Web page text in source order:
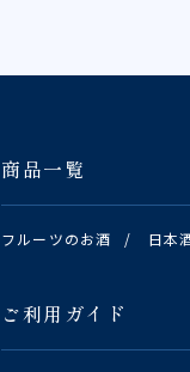
商品一覧
フルーツのお酒 / 日本
ご利用ガイド